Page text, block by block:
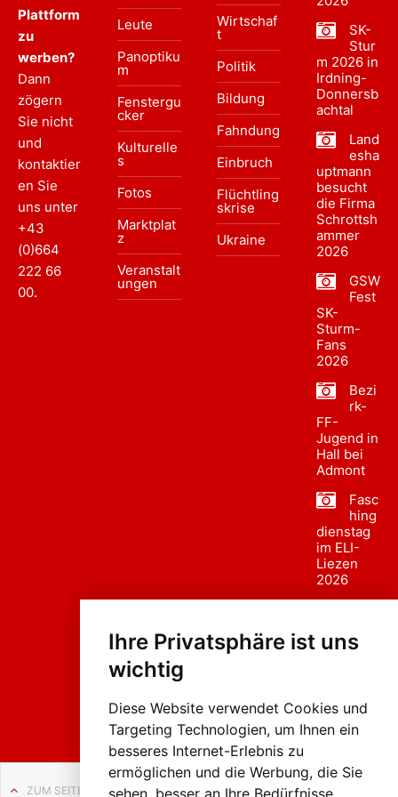
Ihre Privatsphäre ist uns
wichtig
Diese Website verwendet Cookies und
Targeting Technologien, um Ihnen ein
besseres Internet-Erlebnis zu
ermöglichen und die Werbung, die Sie
sehen, besser an Ihre Bedürfnisse
Plattform
zu
werben?
Dann
zögern
Sie nicht
und
kontaktier
en Sie
uns unter
+43
(0)664
222 66
00.
Leute
Panoptiku
m
Fenstergu
cker
Kulturelle
s
Fotos
Marktplat
z
Veranstalt
ungen
Wirtschaf
t
Politik
Bildung
Fahndung
Einbruch
Flüchtling
skrise
Ukraine
SK-
Stur
m 2026 in
Irdning-
Donnersb
achtal
Land
esha
uptmann
besucht
die Firma
Schrottsh
ammer
2026
GSW
Fest
SK-
Sturm-
Fans
2026
Bezi
rk-
FF-
Jugend in
Hall bei
Admont
Fasc
hing
dienstag
im ELI-
Liezen
2026
sumzug
Liezen
ZUM SEITENANFANG